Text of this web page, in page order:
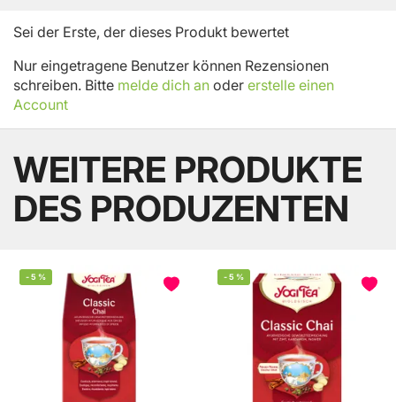
Sei der Erste, der dieses Produkt bewertet
Nur eingetragene Benutzer können Rezensionen
schreiben. Bitte melde dich an oder erstelle einen
Account
WEITERE PRODUKTE
DES PRODUZENTEN
-5 % -5 %